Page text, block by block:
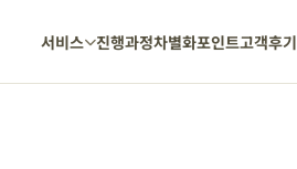
서비스 진행과정차별화포인트고객후기